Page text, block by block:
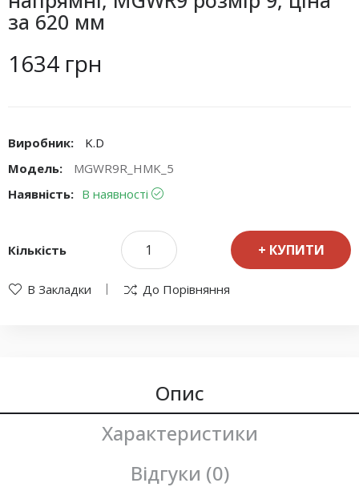
за 620 мм
1634 грн
Виробник:
K.D
Модель:
MGWR9R_HMK_5
Наявність: В наявності
Кількість КУПИТИ
В Закладки До Порівняння
Опис
Характеристики
Відгуки (0)